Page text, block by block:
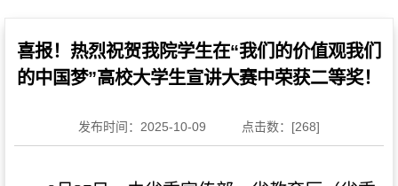
喜报！热烈祝贺我院学生在“我们的价值观我们
的中国梦”高校大学生宣讲大赛中荣获二等奖！
发布时间：2025-10-09 点击数：[268]